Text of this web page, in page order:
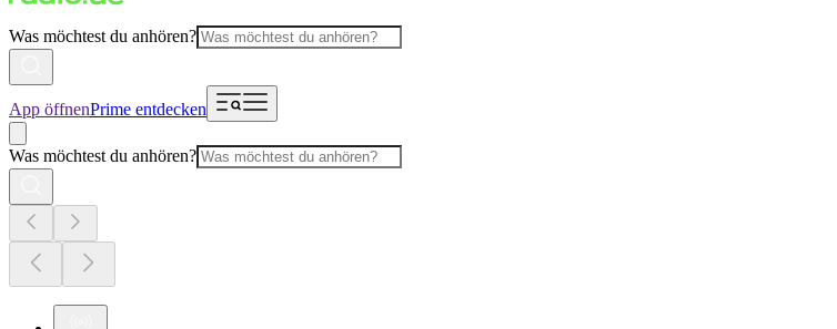
Was möchtest du anhören?
App öffnenPrime entdecken
Was möchtest du anhören?